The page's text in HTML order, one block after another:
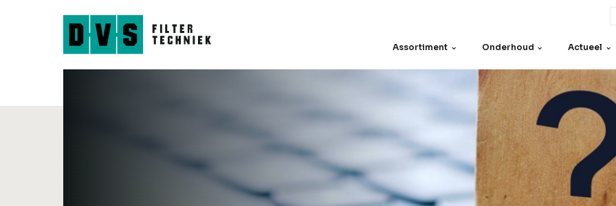
Assortiment
Koi-Feeder
Koinetten & Koisokken
Zeven
Motoren
Overig
Onderhoud Actueel